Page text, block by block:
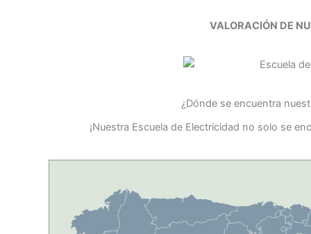
VALORACIÓN DE
¿Dónde se encuentra
¡Nuestra Escuela de Electricidad no solo se